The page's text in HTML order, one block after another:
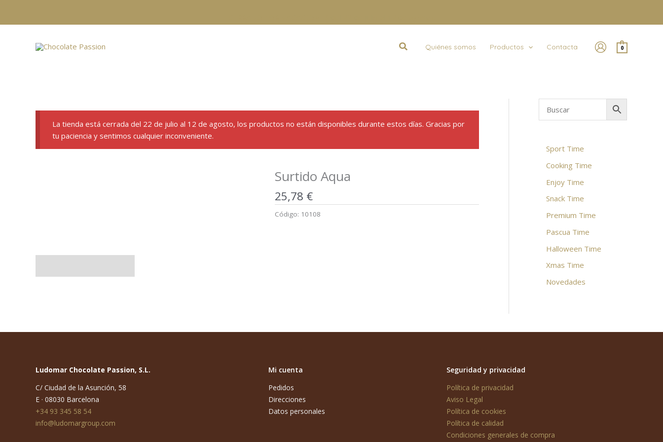
BuscarQuiénes somos Productos Contacta 0
La tienda está cerrada del 22 de julio al 12 de agosto, los productos no están disponibles durante estos días. Gracias por
tu paciencia y sentimos cualquier inconveniente.
Surtido Aqua
25,78 €
Código: 10108
Sport Time
Cooking Time
Enjoy Time
Snack Time
Premium Time
Pascua Time
Halloween Time
Xmas Time
Novedades
Ludomar Chocolate Passion, S.L.
C/ Ciudad de la Asunción, 58
E · 08030 Barcelona
+34 93 345 58 54
info@ludomargroup.com
Mi cuenta
Pedidos
Direcciones
Datos personales
Seguridad y privacidad
Política de privacidad
Aviso Legal
Política de cookies
Política de calidad
Condiciones generales de compra